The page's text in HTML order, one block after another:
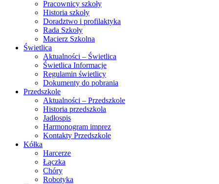
Pracownicy szkoły
Historia szkoły
Doradztwo i profilaktyka
Rada Szkoły
Macierz Szkolna
Świetlica
Aktualności – Świetlica
Świetlica Informacje
Regulamin świetlicy
Dokumenty do pobrania
Przedszkole
Aktualności – Przedszkole
Historia przedszkola
Jadłospis
Harmonogram imprez
Kontakty Przedszkole
Kółka
Harcerze
Łączka
Chóry
Robotyka